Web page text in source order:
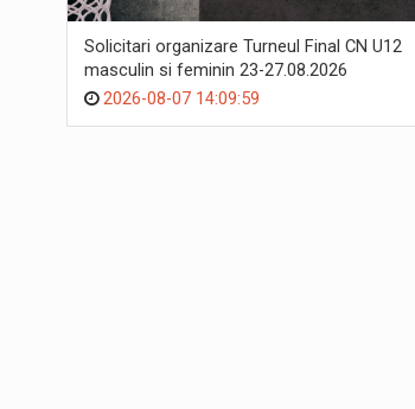
Solicitari organizare Turneul Final CN U12
masculin si feminin 23-27.08.2026
2026-08-07 14:09:59